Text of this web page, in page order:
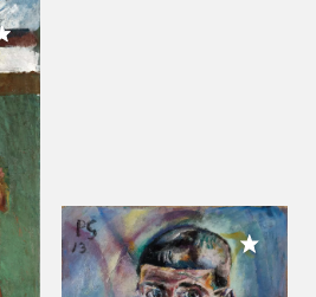
Meiner Sammlung hinzufügen
Meiner